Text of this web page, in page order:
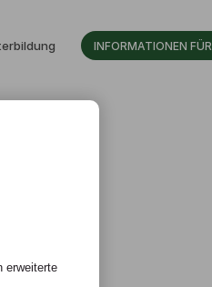
INFORMATIONEN FÜR
erweiterte